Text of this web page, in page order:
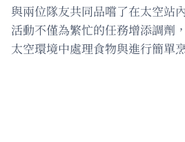
與兩位隊友共同品嚐了在太空站
活動不僅為繁忙的任務增添調劑
太空環境中處理食物與進行簡單